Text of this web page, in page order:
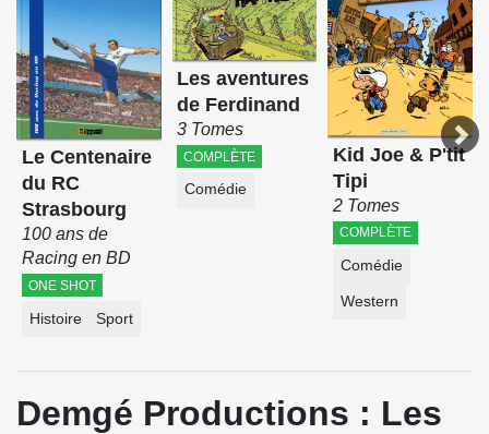
Le Centenaire
du RC
Strasbourg
100 ans de
Racing en BD
ONE SHOT
Histoire Sport
Les aventures
de Ferdinand
3 Tomes
COMPLÈTE
Comédie
Kid Joe & P'tit
Tipi
2 Tomes
COMPLÈTE
Comédie
Western
Demgé Productions : Les